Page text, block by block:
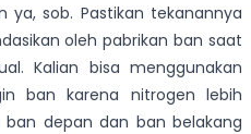
ya, sob. Pastikan tekanannya
oleh pabrikan ban saat
Kalian bisa menggunakan
ban karena nitrogen lebih
depan dan ban belakang